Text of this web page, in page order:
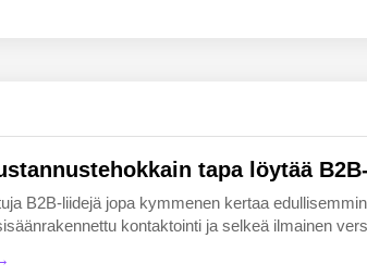
tapa löytää
B2B-liidejä jopa kymmenen kertaa
kontaktointi ja selkeä ilmainen